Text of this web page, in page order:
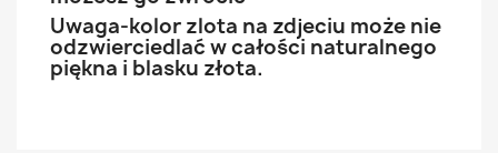
Uwaga-kolor zlota na zdjeciu może nie
odzwierciedlać w całości naturalnego
piękna i blasku złota.